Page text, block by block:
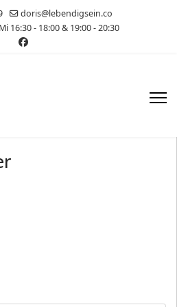
doris@lebendigsein.co
16:30 - 18:00 & 19:00 - 20:30